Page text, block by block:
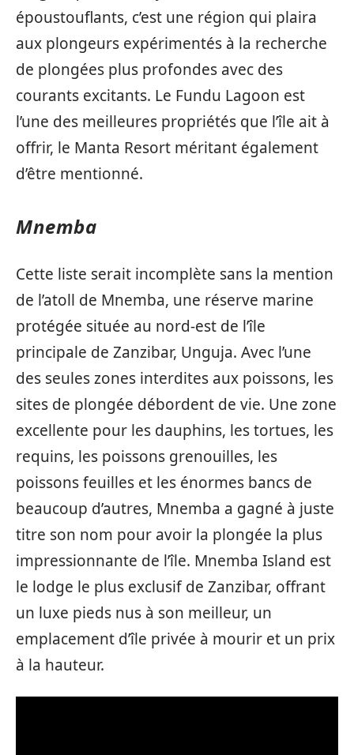
époustouflants, c’est une région qui plaira
aux plongeurs expérimentés à la recherche
de plongées plus profondes avec des
courants excitants. Le Fundu Lagoon est
l’une des meilleures propriétés que l’île ait à
offrir, le Manta Resort méritant également
d’être mentionné.
Mnemba
Cette liste serait incomplète sans la mention
de l’atoll de Mnemba, une réserve marine
protégée située au nord-est de l’île
principale de Zanzibar, Unguja. Avec l’une
des seules zones interdites aux poissons, les
sites de plongée débordent de vie. Une zone
excellente pour les dauphins, les tortues, les
requins, les poissons grenouilles, les
poissons feuilles et les énormes bancs de
beaucoup d’autres, Mnemba a gagné à juste
titre son nom pour avoir la plongée la plus
impressionnante de l’île. Mnemba Island est
le lodge le plus exclusif de Zanzibar, offrant
un luxe pieds nus à son meilleur, un
emplacement d’île privée à mourir et un prix
à la hauteur.